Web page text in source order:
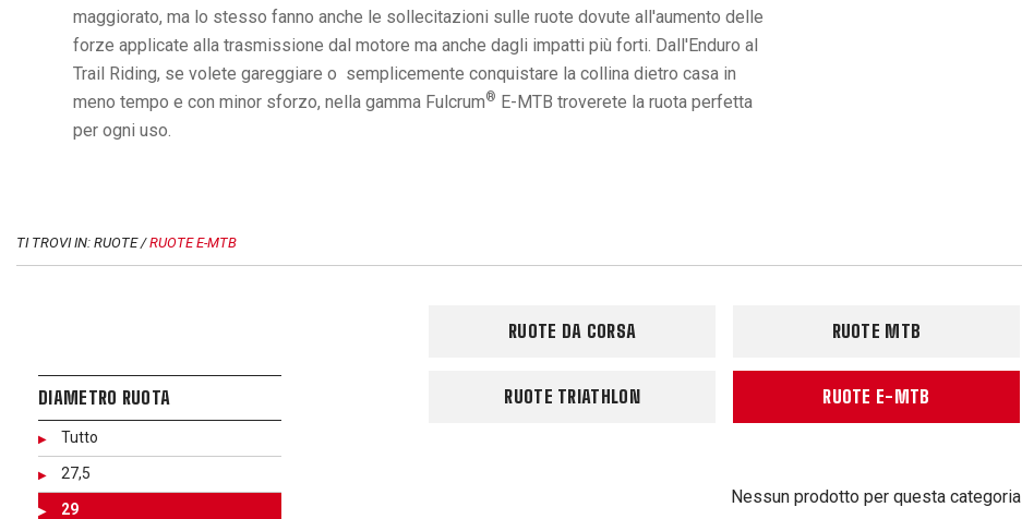
maggiorato, ma lo stesso fanno anche le sollecitazioni sulle ruote dovute all'aumento delle
forze applicate alla trasmissione dal motore ma anche dagli impatti più forti. Dall'Enduro al
Trail Riding, se volete gareggiare o semplicemente conquistare la collina dietro casa in
meno tempo e con minor sforzo, nella gamma Fulcrum® E-MTB troverete la ruota perfetta
per ogni uso.
TI TROVI IN: RUOTE /RUOTE E-MTB
DIAMETRO RUOTA
Tutto
27,5
29
RUOTE DA CORSA RUOTE MTB
RUOTE TRIATHLON RUOTE E-MTB
Nessun prodotto per questa categoria